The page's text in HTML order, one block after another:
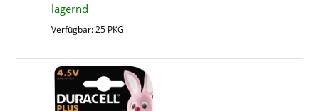
lagernd
Verfügbar: 25 PKG